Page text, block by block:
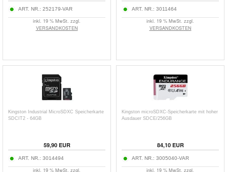
ART. NR.: 252179-VAR
inkl. 19 % MwSt. zzgl.
VERSANDKOSTEN
ART. NR.: 3011464
inkl. 19 % MwSt. zzgl.
VERSANDKOSTEN
Kingston Industrial MicroSDXC Speicherkarte
SDCIT2 - 64GB
59,90EUR
ART. NR.: 3014494
inkl. 19 % MwSt. zzgl.
Kingston microSDXC-Speicherkarte mit hoher
Ausdauer SDCE/256GB
84,10EUR
ART. NR.: 3005040-VAR
inkl. 19 % MwSt. zzgl.